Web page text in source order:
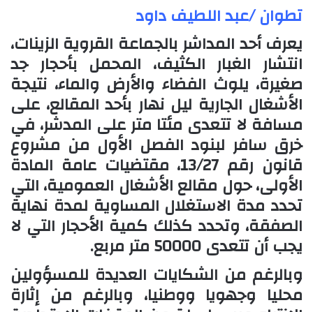
تطوان /عبد اللطيف داود
يعرف أحد المداشر بالجماعة القروية الزينات،
انتشار الغبار الكثيف، المحمل بأحجار جد
صغيرة، يلوث الفضاء والأرض والماء، نتيجة
الأشغال الجارية ليل نهار بأحد المقالع، على
مسافة لا تتعدى مئتا متر على المدشر، في
خرق سافر لبنود الفصل الأول من مشروع
قانون رقم 13/27، مقتضيات عامة المادة
الأولى، حول مقالع الأشغال العمومية، التي
تحدد مدة الاستغلال المساوية لمدة نهاية
الصفقة، وتحدد كذلك كمية الأحجار التي لا
يجب أن تتعدى 50000 متر مربع.
وبالرغم من الشكايات العديدة للمسؤولين
محليا وجهويا ووطنيا، وبالرغم من إثارة